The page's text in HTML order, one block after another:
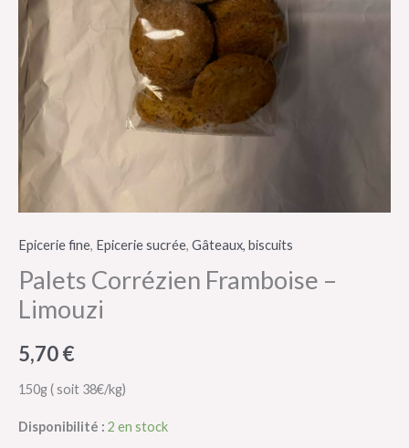
Epicerie fine, Epicerie sucrée, Gâteaux, biscuits
Palets Corrézien Framboise –
Limouzi
5,70€
150g ( soit 38€/kg)
Disponibilité : 2 en stock